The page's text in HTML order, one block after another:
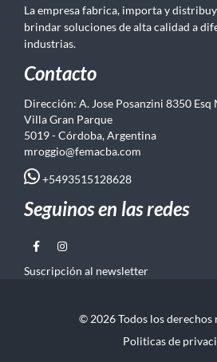
La empresa fabrica, importa y
brindar soluciones de alta calidad a
industrias.
Contacto
Dirección: A. Jose Posanzini 8350
Villa Gran Parque
5019 - Córdoba, Argentina
mroggio@femacba.com
+5493515128628
Seguinos en las redes
Suscripción al newsletter
© 2026 Todos los derechos
Politicas de